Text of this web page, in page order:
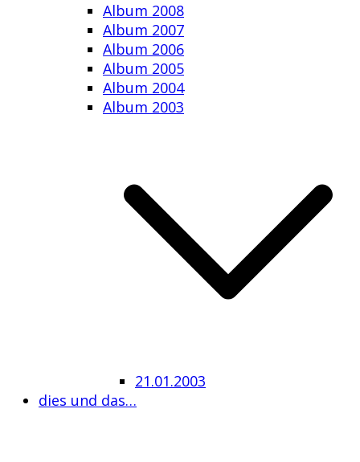
Album 2008
Album 2007
Album 2006
Album 2005
Album 2004
Album 2003
21.01.2003
dies und das…